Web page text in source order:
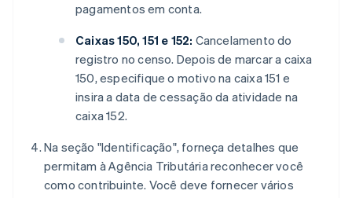
pagamentos em conta.
Caixas 150, 151 e 152: Cancelamento do
registro no censo. Depois de marcar a caixa
150, especifique o motivo na caixa 151 e
insira a data de cessação da atividade na
caixa 152.
Na seção "Identificação", forneça detalhes que
permitam à Agência Tributária reconhecer você
como contribuinte. Você deve fornecer vários